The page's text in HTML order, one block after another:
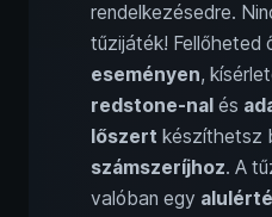
rendelkezésedre.
tűzijáték! Fellőheted
eseményen,
redstone-nal és
lőszert készíthetsz
számszeríjhoz. A
valóban egy